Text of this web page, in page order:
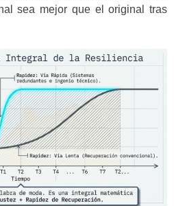
sea mejor que el original tras